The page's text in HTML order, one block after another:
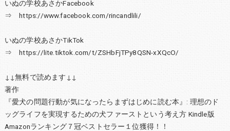
いぬの学校あさかFacebook
⇒ https://www.facebook.com/rincandlili/
いぬの学校あさかTikTok
⇒ https://lite.tiktok.com/t/ZSHbFjTPy8QSN-xXQcO/
↓↓無料で読めます↓↓
著作
『愛犬の問題行動が気になったらまずはじめに読む本』: 理想のド
ッグライフを実現するための犬ファーストという考え方 Kindle版
Amazonランキング７冠ベストセラー１位獲得！！